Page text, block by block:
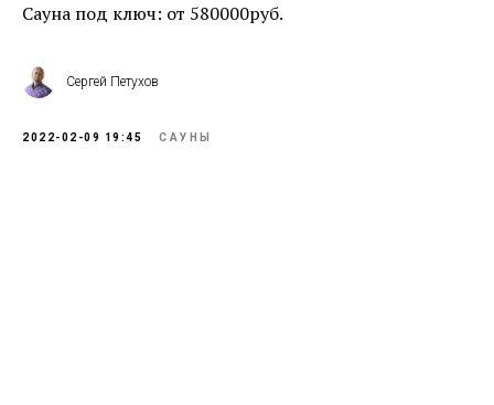
Сауна под ключ: от 580000руб.
Сергей Петухов
2022-02-09 19:45 САУНЫ